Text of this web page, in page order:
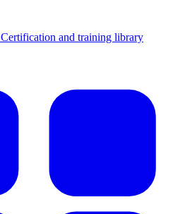
Certification and training library